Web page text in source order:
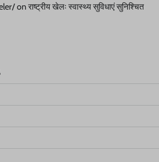
onराष्ट्रीय खेलः स्वास्थ्य सुविधाएं सुनिश्चित